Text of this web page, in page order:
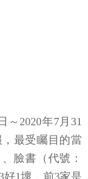
～2020年7月31
最受矚目的當
臉書（代號：
好1壞，前3家是